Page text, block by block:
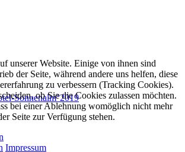
Sonnenalm°2019
unserer Website. Einige von ihnen sind
der Seite, während andere uns helfen, diese
zu verbessern (Tracking Cookies).
ob Sie die Cookies zulassen möchten.
bei einer Ablehnung womöglich nicht mehr
Seite zur Verfügung stehen.
Impressum